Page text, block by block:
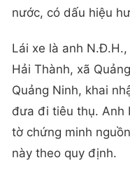
nước, có dấu hiệu
Lái xe là anh
Hải Thành, xã
Quảng Ninh, khai
đưa đi tiêu thụ. Anh
tờ chứng minh
này theo quy định.